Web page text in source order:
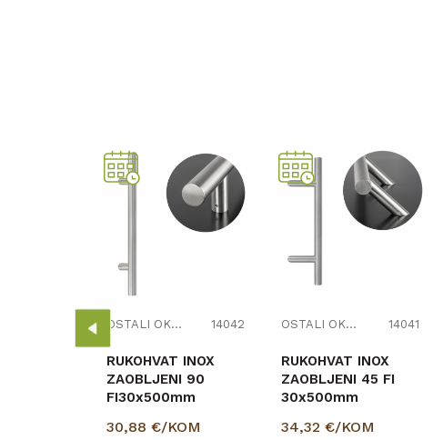
OSTALI OKOV - SITNICE 14042
RUKOHVAT INOX
ZAOBLJENI 90
FI30x500mm
30,88 €/KOM
OSTALI OKOV - SITNICE 14041
RUKOHVAT INOX
ZAOBLJENI 45 FI
30x500mm
34,32 €/KOM